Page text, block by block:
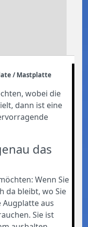
/ Mastplatte
wobei die
dann ist eine
das
Wenn Sie
da bleibt, wo Sie
Augplatte aus
Sie ist